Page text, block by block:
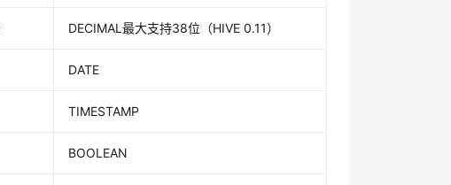
DECIMAL最大支持38位（HIVE 0.11）
DATE
TIMESTAMP
BOOLEAN